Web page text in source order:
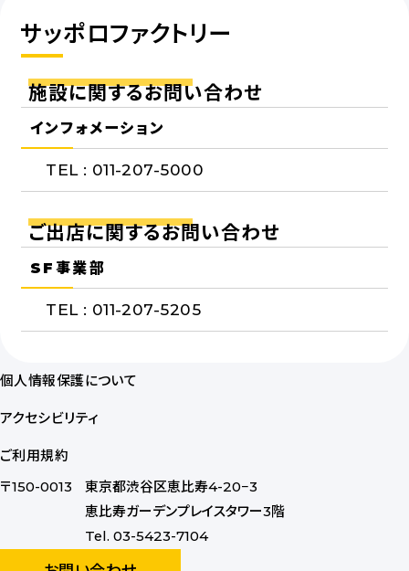
サッポロファクトリー
施設に関するお問い合わせ
インフォメーション
TEL : 011-207-5000
ご出店に関するお問い合わせ
SF事業部
TEL : 011-207-5205
個人情報保護について
アクセシビリティ
ご利用規約
〒150-0013
東京都渋谷区恵比寿4-20−3
恵比寿ガーデンプレイスタワー3階
Tel. 03-5423-7104